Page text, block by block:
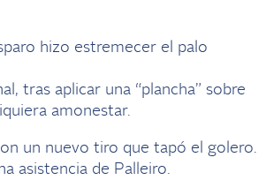
hizo estremecer el palo
tras aplicar una “plancha” sobre
amonestar.
un nuevo tiro que tapó el golero.
asistencia de Palleiro.